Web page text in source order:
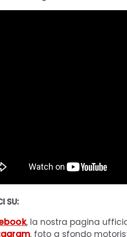
SU:
, la nostra pagina
, foto a sfondo